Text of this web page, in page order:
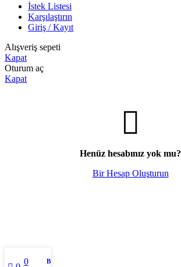
İstek Listesi
Karşılaştırın
Giriş / Kayıt
Alışveriş sepeti
Kapat
Oturum aç
Kapat
Henüz hesabınız yok mu?
Bir Hesap Oluşturun
0
Benim hesabım